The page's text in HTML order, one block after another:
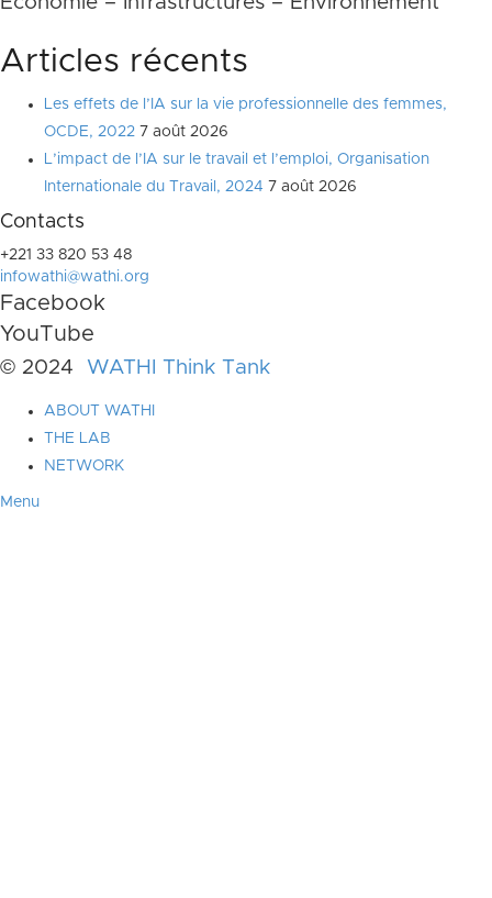
Articles récents
Les effets de l’IA sur la vie professionnelle des femmes,
OCDE, 2022 7 août 2026
L’impact de l’IA sur le travail et l’emploi, Organisation
Internationale du Travail, 2024 7 août 2026
Contacts
+221 33 820 53 48
infowathi@wathi.org
Facebook
YouTube
© 2024 WATHI Think Tank
ABOUT WATHI
THE LAB
NETWORK
Menu